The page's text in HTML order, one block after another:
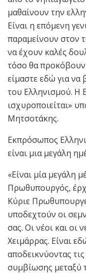
μαθαίνουν την
Είναι η επόμενη
παραμείνουν στον
να έχουν καλές
τόσο θα προκόβουν
είμαστε εδώ για
του Ελληνισμού. Η
ισχυροποιείται»
Μητσοτάκης.
Εκπρόσωπος
είναι μια μεγάλη
«Είναι μία μεγάλη
Πρωθυπουργός,
Κύριε
υποδεχτούν οι
σας. Οι νέοι και οι
Χειμάρρας. Είναι
αποδεικνύοντας
συμβίωσης μεταξύ